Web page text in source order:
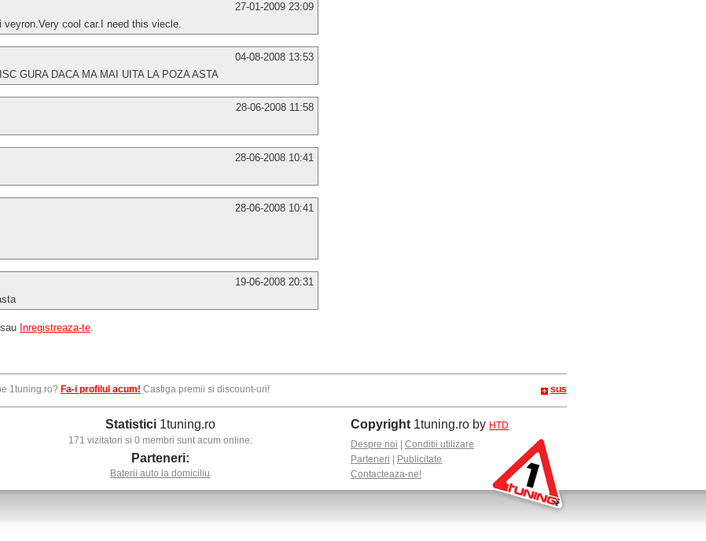
27-01-2009 23:09
veyron.Very cool car.I need this viecle.
04-08-2008 13:53
GURA DACA MA MAI UITA LA POZA ASTA
28-06-2008 11:58
28-06-2008 10:41
28-06-2008 10:41
19-06-2008 20:31
sau Inregistreaza-te.
1tuning.ro? Fa-i profilul acum! Castiga premii si discount-uri! sus
Statistici 1tuning.ro
171 vizitatori si 0 membri sunt acum online:
Parteneri:
Baterii auto la domiciliu
Copyright 1tuning.ro by HTD
Despre noi
Conditii utilizare
Parteneri
Publicitate
Contacteaza-ne!